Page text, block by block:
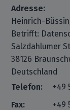
Adresse:
Heinrich-
Betrifft:
Salzdahlumer
38126
Deutschland
Telefon:
+49
Fax:
+49